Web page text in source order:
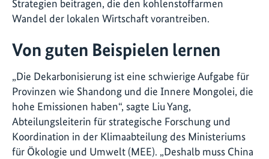
Strategien beitragen, die den kohlenstoffarmen
Wandel der lokalen Wirtschaft vorantreiben.
Von guten Beispielen lernen
„Die Dekarbonisierung ist eine schwierige Aufgabe für
Provinzen wie Shandong und die Innere Mongolei, die
hohe Emissionen haben“, sagte Liu Yang,
Abteilungsleiterin für strategische Forschung und
Koordination in der Klimaabteilung des Ministeriums
für Ökologie und Umwelt (MEE). „Deshalb muss China